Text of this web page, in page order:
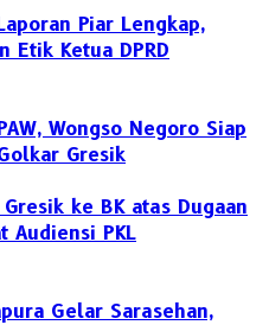
Piar Lengkap,
Etik Ketua DPRD
Wongso Negoro Siap
Gresik
Gresik ke BK atas Dugaan
Audiensi PKL
Gelar Sarasehan,